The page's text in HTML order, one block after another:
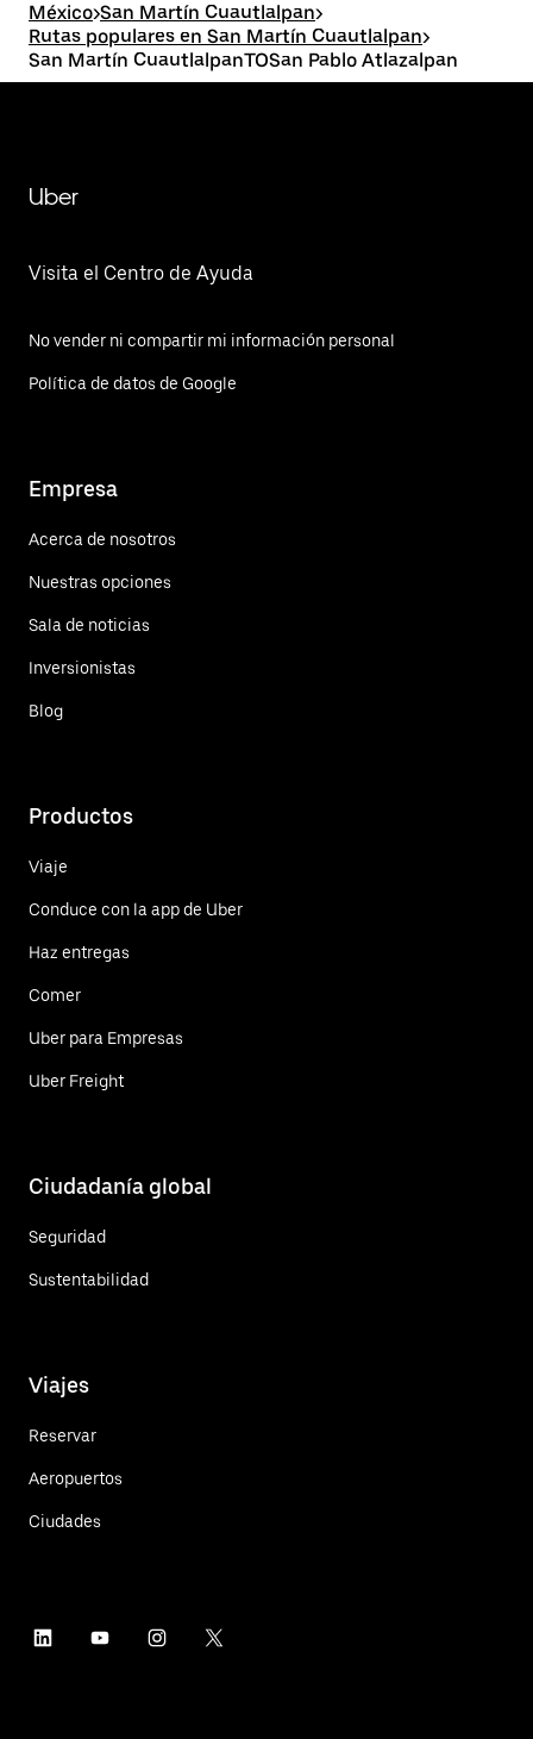
México>San Martín Cuautlalpan>
Rutas populares en San Martín Cuautlalpan>
San Martín CuautlalpanTOSan Pablo Atlazalpan
Uber
Visita el Centro de Ayuda
No vender ni compartir mi información personal
Política de datos de Google
Empresa
Acerca de nosotros
Nuestras opciones
Sala de noticias
Inversionistas
Blog
Productos
Viaje
Conduce con la app de Uber
Haz entregas
Comer
Uber para Empresas
Uber Freight
Ciudadanía global
Seguridad
Sustentabilidad
Viajes
Reservar
Aeropuertos
Ciudades